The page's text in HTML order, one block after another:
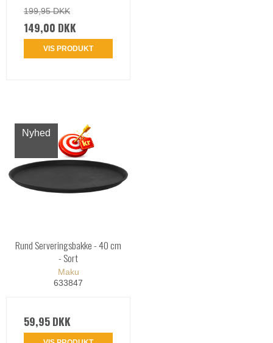
199,95 DKK
149,00 DKK
VIS PRODUKT
Nyhed
Rund Serveringsbakke - 40 cm
- Sort
Maku
633847
59,95 DKK